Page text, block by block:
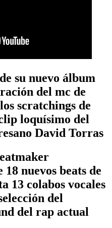
su nuevo álbum
del mc de
scratchings de
loquísimo del
David Torras
nuevos beats de
13 colabos vocales
del
del rap actual